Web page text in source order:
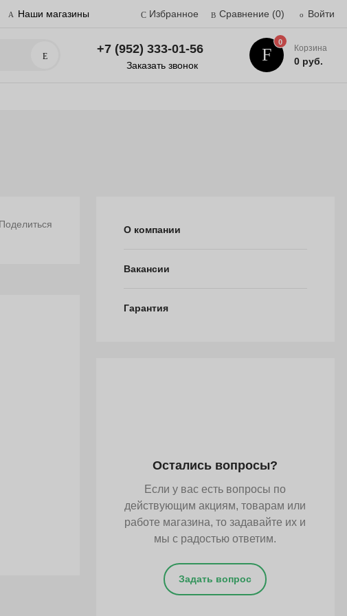
Наши магазины Избранное Сравнение (0) Войти
Поиск +7 (952) 333-01-56
Заказать звонок
0
Корзина
0 руб.
Поделиться О компании
Вакансии
Гарантия
Остались вопросы?
Если у вас есть вопросы по
действующим акциям, товарам или
работе магазина, то задавайте их и
мы с радостью ответим.
Задать вопрос